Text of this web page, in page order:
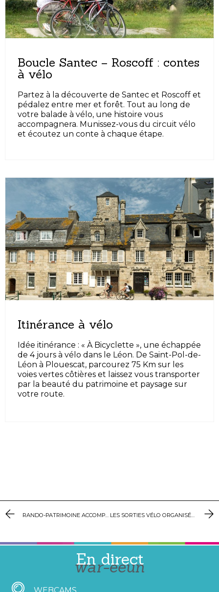
Boucle Santec – Roscoff : contes
à vélo
Partez à la découverte de Santec et Roscoff et
pédalez entre mer et forêt. Tout au long de
votre balade à vélo, une histoire vous
accompagnera. Munissez-vous du circuit vélo
et écoutez un conte à chaque étape.
Itinérance à vélo
Idée itinérance : « À Bicyclette », une échappée
de 4 jours à vélo dans le Léon. De Saint-Pol-de-
Léon à Plouescat, parcourez 75 Km sur les
voies vertes côtières et laissez vous transporter
par la beauté du patrimoine et paysage sur
votre route.
LES SORTIES VÉLO ORGANISÉES
En direct
war-eeun